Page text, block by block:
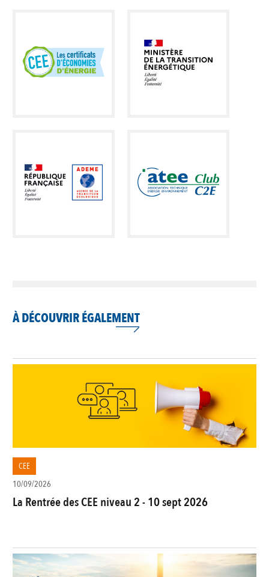
À DÉCOUVRIR ÉGALEMENT
CEE
10/09/2026
La Rentrée des CEE niveau 2 - 10 sept 2026